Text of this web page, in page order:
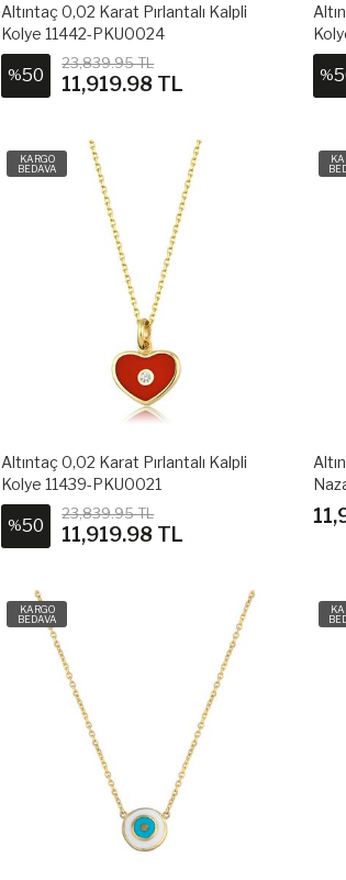
Altıntaç 0,02 Karat Pırlantalı Kalpli
Kolye 11442-PKU0024
%50
23,839.95 TL
11,919.98 TL %
KARGO
BEDAVA
Altıntaç 0,02 Karat Pırlantalı Kalpli
Kolye 11439-PKU0021
%50
23,839.95 TL
11,919.98 TL
KARGO
BEDAVA